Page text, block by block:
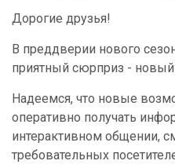
Дорогие друзья!
В преддверии нового
приятный сюрприз - новый
Надеемся, что новые
оперативно получать
интерактивном общении,
требовательных